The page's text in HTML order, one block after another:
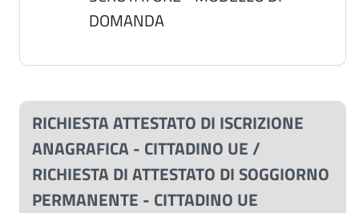
DOMANDA
RICHIESTA ATTESTATO DI ISCRIZIONE
ANAGRAFICA - CITTADINO UE /
RICHIESTA DI ATTESTATO DI SOGGIORNO
PERMANENTE - CITTADINO UE